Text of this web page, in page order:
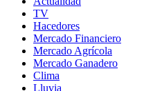
TV
Hacedores
Mercado Financiero
Mercado Agrícola
Mercado Ganadero
Clima
Lluvia